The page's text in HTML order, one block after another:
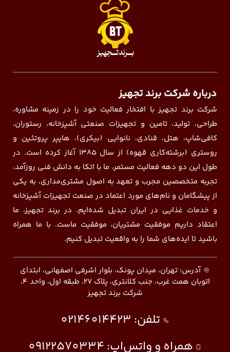
درباره شرکت برند تجهیز
شرکت برند تجهیز با افتخار فعالیت خود را در زمینه مشاوره،
طراحی، تولید، تامین و تجهیزات صنعتی آشپزخانه، رستوران،
کافی‌شاپ، هتل، قنادی، نانوایی (بیکری)، هایپر پروتئین و
روستری (برشته‌کاری قهوه) از سال ۱۳۸۵ آغاز کرده است. در
طول این دو دهه فعالیت مستمر، ما با اتکا به دانش فنی روزآمد،
تجربه متخصصین مجرب و تعهد به اصول مشتری‌مداری، به یکی
از پیشگامان و نام‌های مورد اعتماد در صنعت تجهیزات آشپزخانه
و خدمات غذایی در ایران تبدیل شده‌ایم. در برند تجهیز، ما
اعتقاد داریم موفقیت مشتریان، موفقیت ماست. با ما همراه
باشید تا ایده‌های شما را به واقعیت تبدیل کنیم.
آدرس: تهران، میدان پونک، بلوار اشرفی اصفهانی، ابتدای
اتوبان همت غرب، جنب کلانتری، پلاک ۲۷، طبقه اول، واحد ۴،
شرکت برند تجهیز
تلفن: 02146014423
همراه و واتس‌اپ:09122570334